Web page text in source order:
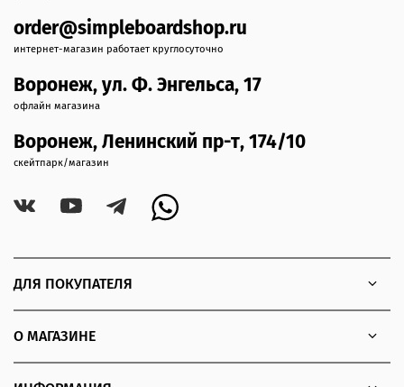
ДЛЯ ПОКУПАТЕЛЯ
О МАГАЗИНЕ
order@simpleboardshop.ru
интернет-магазин работает круглосуточно
Воронеж, ул. Ф. Энгельса, 17
офлайн магазина
Воронеж, Ленинский пр-т, 174/10
скейтпарк/магазин